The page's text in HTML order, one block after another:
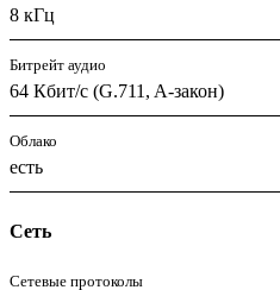
8 кГц
Битрейт аудио
64 Кбит/с (G.711, A-закон)
Облако
есть
Сеть
Сетевые протоколы